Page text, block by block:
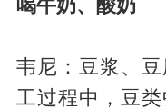
喝牛奶、酸奶
韦尼：豆浆、
工过程中，豆